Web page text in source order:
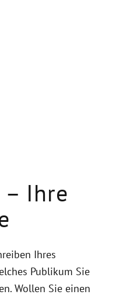
– Ihre
Ihres
Publikum Sie
Wollen Sie einen